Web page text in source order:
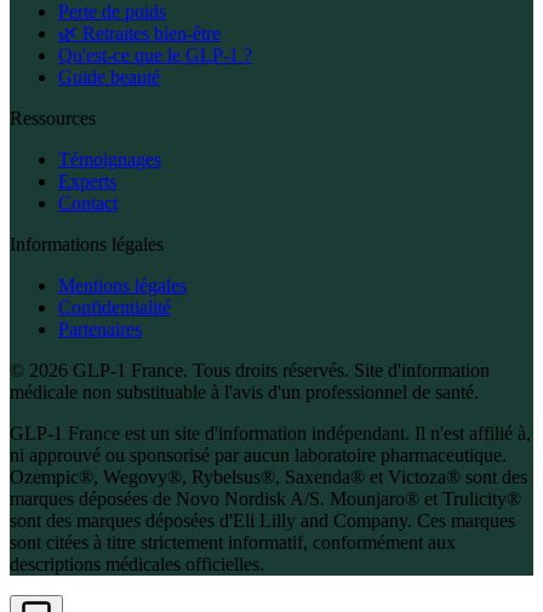
Perte de poids
🌿 Retraites bien-être
Qu'est-ce que le GLP-1 ?
Guide beauté
Ressources
Témoignages
Experts
Contact
Informations légales
Mentions légales
Confidentialité
Partenaires
© 2026 GLP-1 France. Tous droits réservés. Site d'information
médicale non substituable à l'avis d'un professionnel de santé.
GLP-1 France est un site d'information indépendant. Il n'est affilié à,
ni approuvé ou sponsorisé par aucun laboratoire pharmaceutique.
Ozempic®, Wegovy®, Rybelsus®, Saxenda® et Victoza® sont des
marques déposées de Novo Nordisk A/S. Mounjaro® et Trulicity®
sont des marques déposées d'Eli Lilly and Company. Ces marques
sont citées à titre strictement informatif, conformément aux
descriptions médicales officielles.